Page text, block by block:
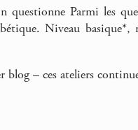
questionne Parmi les
Niveau basique*,
– ces ateliers